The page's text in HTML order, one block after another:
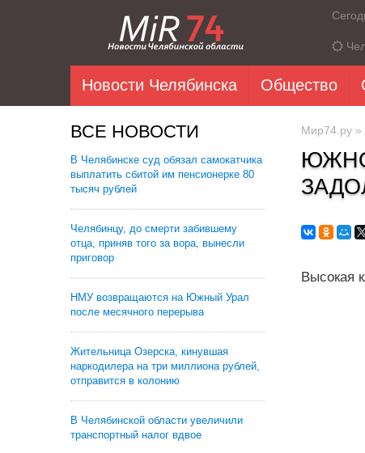
Новости Челябинска Общество
ВСЕ НОВОСТИ
В Челябинске суд обязал самокатчика
выплатить сбитой им пенсионерке 80
тысяч рублей
Челябинцу, до смерти забившему
отца, приняв того за вора, вынесли
приговор
НМУ возвращаются на Южный Урал
после месячного перерыва
Жительница Озерска, кинувшая
наркодилера на три миллиона рублей,
отправится в колонию
В Челябинской области увеличили
транспортный налог вдвое
Мир74.ру »
Высокая